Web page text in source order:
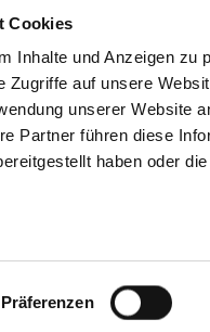
Cookies
Inhalte und Anzeigen zu
Zugriffe auf unsere
unserer Website
Partner führen diese
haben oder
Präferenzen
Frankfurt
Frankfurt am Main
069 6773772-0
069 6773772-99
info@htv-online.de
NEWS REGIONAL
IMPRESSUM